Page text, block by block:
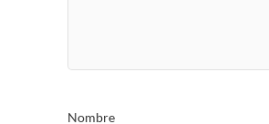
Nombre